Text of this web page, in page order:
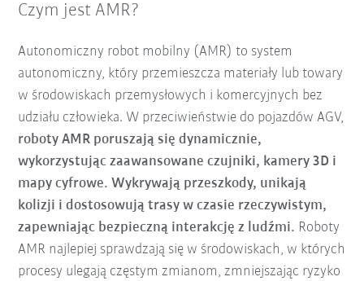
Czym jest AMR?
Autonomiczny robot mobilny (AMR) to system
autonomiczny, który przemieszcza materiały lub towary
w środowiskach przemysłowych i komercyjnych bez
udziału człowieka. W przeciwieństwie do pojazdów AGV,
roboty AMR poruszają się dynamicznie,
wykorzystując zaawansowane czujniki, kamery 3D i
mapy cyfrowe. Wykrywają przeszkody, unikają
kolizji i dostosowują trasy w czasie rzeczywistym,
zapewniając bezpieczną interakcję z ludźmi. Roboty
AMR najlepiej sprawdzają się w środowiskach, w których
procesy ulegają częstym zmianom, zmniejszając ryzyko